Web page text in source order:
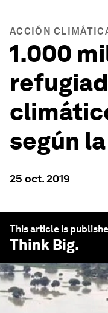
ACCIÓN
1.000
según
25 oct. 2019
This article is
Think Big.